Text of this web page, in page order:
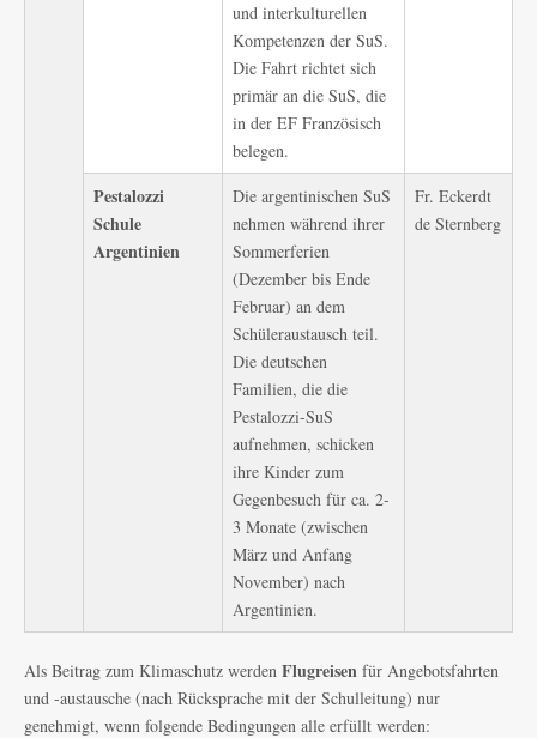
und interkulturellen
Kompetenzen der SuS.
Die Fahrt richtet sich
primär an die SuS, die
in der EF Französisch
belegen.
Pestalozzi
Schule
Argentinien
Die argentinischen SuS
nehmen während ihrer
Sommerferien
(Dezember bis Ende
Februar) an dem
Schüleraustausch teil.
Die deutschen
Familien, die die
Pestalozzi-SuS
aufnehmen, schicken
ihre Kinder zum
Gegenbesuch für ca. 2-
3 Monate (zwischen
März und Anfang
November) nach
Argentinien.
Fr. Eckerdt
de Sternberg
Als Beitrag zum Klimaschutz werden Flugreisen für Angebotsfahrten
und -austausche (nach Rücksprache mit der Schulleitung) nur
genehmigt, wenn folgende Bedingungen alle erfüllt werden: